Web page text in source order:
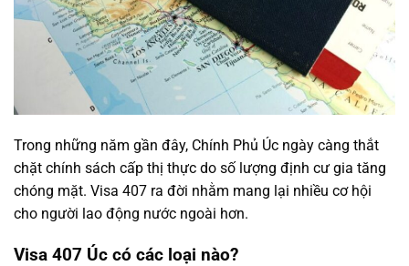
Trong những năm gần đây, Chính Phủ Úc ngày càng thắt
chặt chính sách cấp thị thực do số lượng định cư gia tăng
chóng mặt. Visa 407 ra đời nhằm mang lại nhiều cơ hội
cho người lao động nước ngoài hơn.
Visa 407 Úc có các loại nào?